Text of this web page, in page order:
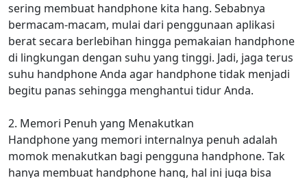
sering membuat handphone kita hang. Sebabnya
bermacam-macam, mulai dari penggunaan aplikasi
berat secara berlebihan hingga pemakaian handphone
di lingkungan dengan suhu yang tinggi. Jadi, jaga terus
suhu handphone Anda agar handphone tidak menjadi
begitu panas sehingga menghantui tidur Anda.
2. Memori Penuh yang Menakutkan
Handphone yang memori internalnya penuh adalah
momok menakutkan bagi pengguna handphone. Tak
hanya membuat handphone hang, hal ini juga bisa